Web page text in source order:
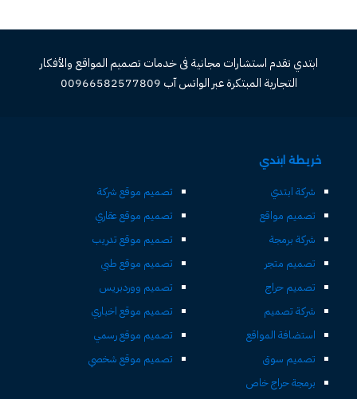
ابتدي تقدم استشارات مجانية فى خدمات تصميم المواقع والأفكار
التجارية المبتكرة عبر الواتس آب 00966582577809
خريطة ابتدي
شركة ابتدي
تصميم مواقع
شركة برمجة
تصميم متجر
تصميم حراج
شركة تصميم
استضافة المواقع
تصميم سوق
برمجة حراج خاص
تصميم موقع شركة
تصميم موقع عقاري
تصميم موقع تدريب
تصميم موقع طبي
تصميم ووردبريس
تصميم موقع اخباري
تصميم موقع رسمي
تصميم موقع شخصي